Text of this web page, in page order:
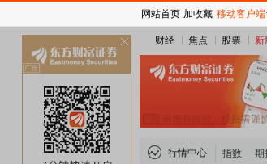
财经 焦点 股票 新
行情中心 指数 期
网站首页 加收藏 移动客户端
关